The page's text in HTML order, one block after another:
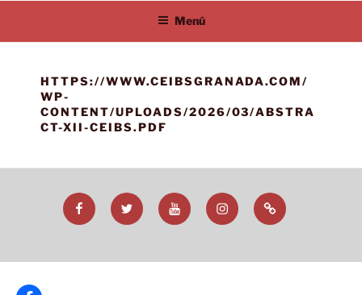
contenido
Menú
HTTPS://WWW.CEIBSGRANADA.COM/
WP-
CONTENT/UPLOADS/2026/03/ABSTRA
CT-XII-CEIBS.PDF
FacebookTwitter YouTubeInstagramTikTok